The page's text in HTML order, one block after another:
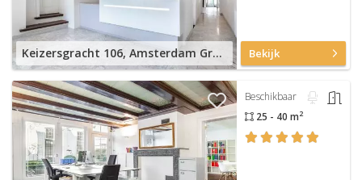
Keizersgracht 106, Amsterdam Grachtengordel Bekijk
Beschikbaar
25 - 40 m2